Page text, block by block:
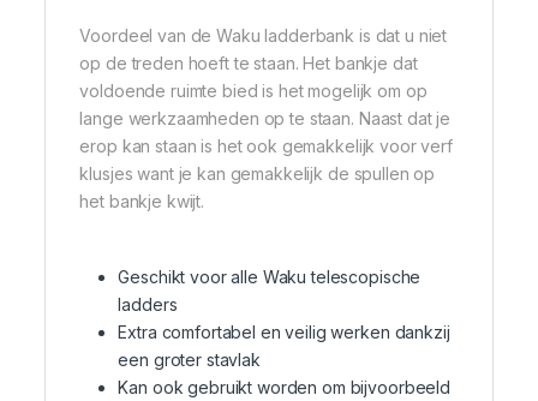
Voordeel van de Waku ladderbank is dat u niet
op de treden hoeft te staan. Het bankje dat
voldoende ruimte bied is het mogelijk om op
lange werkzaamheden op te staan. Naast dat je
erop kan staan is het ook gemakkelijk voor verf
klusjes want je kan gemakkelijk de spullen op
het bankje kwijt.
Geschikt voor alle Waku telescopische
ladders
Extra comfortabel en veilig werken dankzij
een groter stavlak
Kan ook gebruikt worden om bijvoorbeeld